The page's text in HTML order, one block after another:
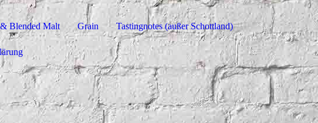
Blended Malt Grain Tastingnotes (außer Schottland)